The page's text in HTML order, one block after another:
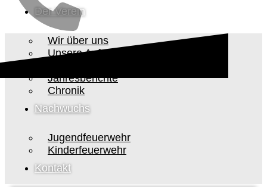
Der Verein
Wir über uns
Unsere Aufgabe
Jahresberichte
Chronik
Nachwuchs
Jugendfeuerwehr
Kinderfeuerwehr
Kontakt